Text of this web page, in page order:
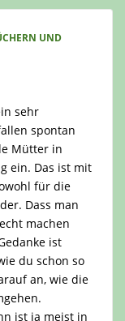
UND
sehr
spontan
Mütter in
ein. Das ist mit
für die
Dass man
machen
ist
du schon so
an, wie die
ist ja meist in